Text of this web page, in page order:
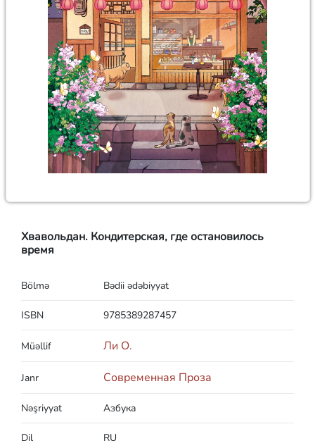
Хвавольдан. Кондитерская, где остановилось
время
Bölmə Bədii ədəbiyyat
ISBN 9785389287457
Müəllif Ли О.
Janr Современная Проза
Nəşriyyat Азбука
Dil RU